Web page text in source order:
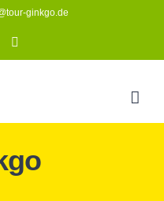
ginkgo.de